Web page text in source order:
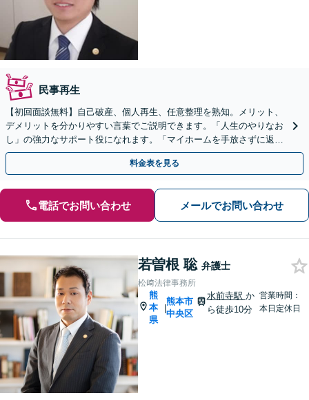
民事再生
【初回面談無料】自己破産、個人再生、任意整理を熟知。メリット、
デメリットを分かりやすい言葉でご説明できます。「人生のやりなお
し」の強力なサポート役になれます。「マイホームを手放さずに返済
したい」にも対応【子連れ相談可】
料金表を見る
電話でお問い合わせ メールでお問い合わせ
若曽根 聡 弁護士
松﨑法律事務所
熊
本
県
|
熊本市
中央区
水前寺駅 か
ら徒歩10分
営業時間：
本日定休日